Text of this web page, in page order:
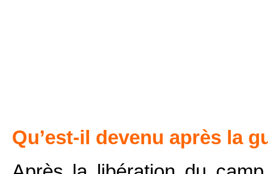
Qu’est-il devenu après la